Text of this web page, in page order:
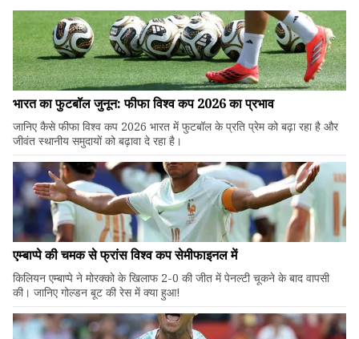
भारत का फुटबॉल जुनून: फीफा विश्व कप 2026 का प्रभाव
जानिए कैसे फीफा विश्व कप 2026 भारत में फुटबॉल के प्रति प्रेम को बढ़ा रहा है और
जीवंत स्थानीय समुदायों को बढ़ावा दे रहा है।
एम्बाप्पे की चमक से फ्रांस विश्व कप सेमीफाइनल में
किलियन एम्बाप्पे ने मोरक्को के खिलाफ 2-0 की जीत में पेनल्टी चूकने के बाद वापसी
की। जानिए गोल्डन बूट की रेस में क्या हुआ!